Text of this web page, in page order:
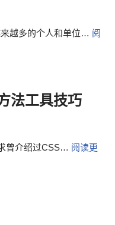
越多的个人和单位… 阅
法工具技巧
曾介绍过CSS… 阅读更